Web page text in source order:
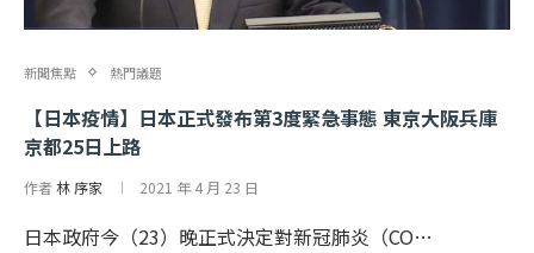
新聞焦點 熱門議題
【日本疫情】日本正式發布第3度緊急事態 東京大阪兵庫
京都25日上路
作者林 序家 2021 年 4 月 23 日
日本政府今（23）晚正式決定對新冠肺炎（CO…